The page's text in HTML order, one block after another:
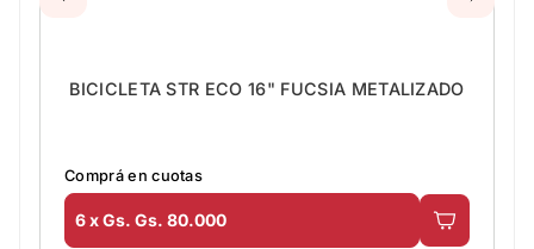
BICICLETA STR ECO 16" FUCSIA METALIZADO
Comprá en cuotas
6 x Gs. Gs. 80.000